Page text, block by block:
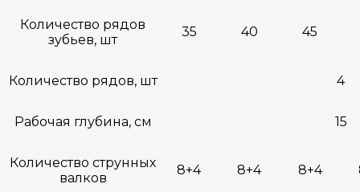
Количество рядов
зубьев, шт
35 40 45
Количество рядов, шт 4
Рабочая глубина, см 15
Количество струнных
валков
8+4 8+4 8+4